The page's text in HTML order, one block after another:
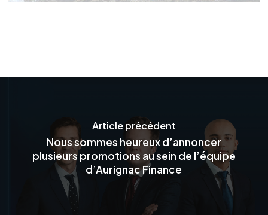
Article précédent
Nous sommes heureux d’annoncer
plusieurs promotions au sein de l’équipe
d’Aurignac Finance